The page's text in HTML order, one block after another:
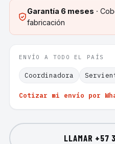
Garantía 6 meses ·
fabricación
ENVÍO A TODO EL PAÍS
Coordinadora
Cotizar mi envío por
LLAMAR +57